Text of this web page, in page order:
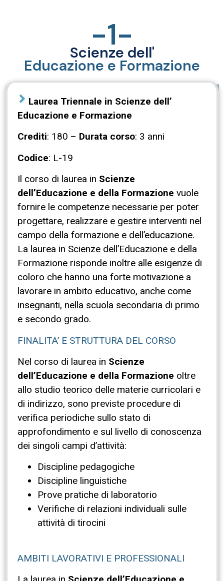
-1-
Scienze dell'
Educazione e Formazione
Laurea Triennale in Scienze dell’
Educazione e Formazione
Crediti: 180 – Durata corso: 3 anni
Codice: L-19
Il corso di laurea in Scienze
dell’Educazione e della Formazione vuole
fornire le competenze necessarie per poter
progettare, realizzare e gestire interventi nel
campo della formazione e dell’educazione.
La laurea in Scienze dell’Educazione e della
Formazione risponde inoltre alle esigenze di
coloro che hanno una forte motivazione a
lavorare in ambito educativo, anche come
insegnanti, nella scuola secondaria di primo
e secondo grado.
FINALITA’ E STRUTTURA DEL CORSO
Nel corso di laurea in Scienze
dell’Educazione e della Formazione oltre
allo studio teorico delle materie curricolari e
di indirizzo, sono previste procedure di
verifica periodiche sullo stato di
approfondimento e sul livello di conoscenza
dei singoli campi d’attività:
Discipline pedagogiche
Discipline linguistiche
Prove pratiche di laboratorio
Verifiche di relazioni individuali sulle
attività di tirocini
AMBITI LAVORATIVI E PROFESSIONALI